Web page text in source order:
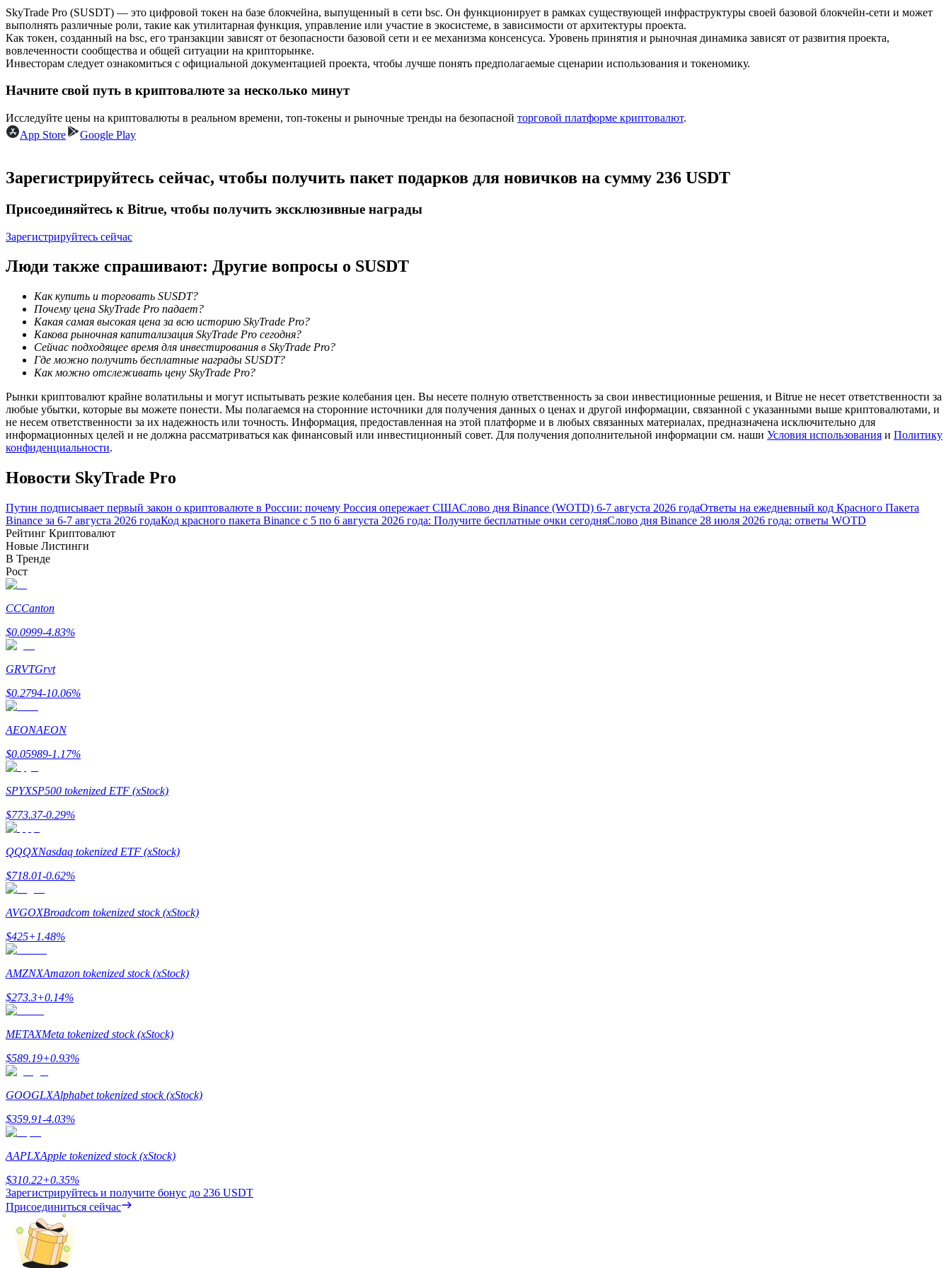
Фьючерсы с использованием USDC в качестве обеспечения
Присоединяйтесь к лучшим трейдерам
Станьте копи-трейдером
Наслаждайтесь распределением прибыли и комиссиями за копи-трейдинг
Анализ больших данных, включая торговую информацию и т. д.
Гид
Руководство для начинающих по фьючерсам
Торговые стратегии
Узнайте, как оставаться прибыльным
Заработок
Силовая свинья
SkyTrade Pro (SUSDT) — это цифровой токен на базе блокчейна, выпущенный в сети bsc. Он функционирует в рамках существующей инфраструктуры своей базовой блокчейн-сети и может
выполнять различные роли, такие как утилитарная функция, управление или участие в экосистеме, в зависимости от архитектуры проекта.
Как токен, созданный на bsc, его транзакции зависят от безопасности базовой сети и ее механизма консенсуса. Уровень принятия и рыночная динамика зависят от развития проекта,
вовлеченности сообщества и общей ситуации на крипторынке.
Инвесторам следует ознакомиться с официальной документацией проекта, чтобы лучше понять предполагаемые сценарии использования и токеномику.
Начните свой путь в криптовалюте за несколько минут
Исследуйте цены на криптовалюты в реальном времени, топ-токены и рыночные тренды на безопасной торговой платформе криптовалют.
App Store
Google Play
Зарегистрируйтесь сейчас, чтобы получить пакет подарков для новичков на сумму 236 USDT
Присоединяйтесь к Bitrue, чтобы получить эксклюзивные награды
Зарегистрируйтесь сейчас
Люди также спрашивают: Другие вопросы о SUSDT
Как купить и торговать SUSDT?
Почему цена SkyTrade Pro падает?
Какая самая высокая цена за всю историю SkyTrade Pro?
Какова рыночная капитализация SkyTrade Pro сегодня?
Сейчас подходящее время для инвестирования в SkyTrade Pro?
Где можно получить бесплатные награды SUSDT?
Как можно отслеживать цену SkyTrade Pro?
Рынки криптовалют крайне волатильны и могут испытывать резкие колебания цен. Вы несете полную ответственность за свои инвестиционные решения, и Bitrue не несет ответственности за
любые убытки, которые вы можете понести. Мы полагаемся на сторонние источники для получения данных о ценах и другой информации, связанной с указанными выше криптовалютами, и
не несем ответственности за их надежность или точность. Информация, предоставленная на этой платформе и в любых связанных материалах, предназначена исключительно для
информационных целей и не должна рассматриваться как финансовый или инвестиционный совет. Для получения дополнительной информации см. наши Условия использования и Политику
конфиденциальности.
Новости SkyTrade Pro
Путин подписывает первый закон о криптовалюте в России: почему Россия опережает СШАСлово дня Binance (WOTD) 6-7 августа 2026 годаОтветы на ежедневный код Красного Пакета
Binance за 6-7 августа 2026 годаКод красного пакета Binance с 5 по 6 августа 2026 года: Получите бесплатные очки сегодняСлово дня Binance 28 июля 2026 года: ответы WOTD
Рейтинг Криптовалют
Новые Листинги
В Тренде
Рост
CCCanton
$0.0999-4.83%
GRVTGrvt
$0.2794-10.06%
AEONAEON
$0.05989-1.17%
SPYXSP500 tokenized ETF (xStock)
$773.37-0.29%
QQQXNasdaq tokenized ETF (xStock)
$718.01-0.62%
AVGOXBroadcom tokenized stock (xStock)
$425+1.48%
AMZNXAmazon tokenized stock (xStock)
$273.3+0.14%
METAXMeta tokenized stock (xStock)
$589.19+0.93%
GOOGLXAlphabet tokenized stock (xStock)
$359.91-4.03%
AAPLXApple tokenized stock (xStock)
$310.22+0.35%
Зарегистрируйтесь и получите бонус до 236 USDT
Присоединиться сейчас